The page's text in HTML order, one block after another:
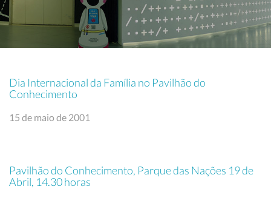
Dia Internacional da Família no Pavilhão do
Conhecimento
15 de maio de 2001
Pavilhão do Conhecimento, Parque das Nações 19 de
Abril, 14.30 horas